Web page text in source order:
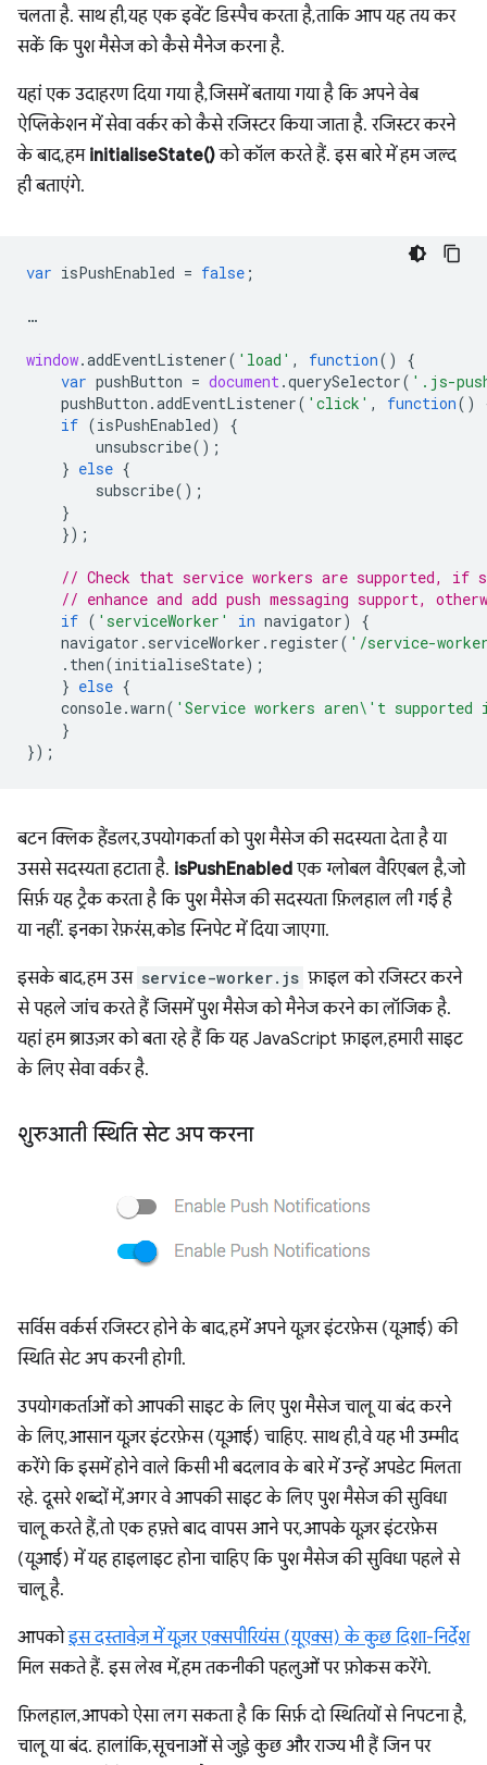
चलता है. साथ ही, यह एक इवेंट डिस्पैच करता है, ताकि आप यह तय कर
सकें कि पुश मैसेज को कैसे मैनेज करना है.
यहां एक उदाहरण दिया गया है, जिसमें बताया गया है कि अपने वेब
ऐप्लिकेशन में सेवा वर्कर को कैसे रजिस्टर किया जाता है. रजिस्टर करने
के बाद, हम initialiseState()को कॉल करते हैं. इस बारे में हम जल्द
ही बताएंगे.
var isPushEnabled = false ;
…
window.addEventListener( 'load' , function()
{
var pushButton = document.querySelector( '.js-
pushButton .addEventListener( 'click' , function()
if (isPushEnabled)
{
unsubscribe();
} else {
subscribe();
}
});
// Check that service workers are supported, if
// enhance and add push messaging support,
if ( 'serviceWorker' in navigator)
{
navigator . serviceWorker . register( '/service-
. then(initialiseState);
} else {
console.warn( 'Service workers aren\'t
}
});
बटन क्लिक हैंडलर, उपयोगकर्ता को पुश मैसेज की सदस्यता देता है या
उससे सदस्यता हटाता है. isPushEnabled एक ग्लोबल वैरिएबल है, जो
सिर्फ़ यह ट्रैक करता है कि पुश मैसेज की सदस्यता फ़िलहाल ली गई है
या नहीं. इनका रेफ़रंस, कोड स्निपेट में दिया जाएगा.
इसके बाद, हम उस service-worker.js फ़ाइल को रजिस्टर करने
से पहले जांच करते हैं जिसमें पुश मैसेज को मैनेज करने का लॉजिक है.
यहां हम ब्राउज़र को बता रहे हैं कि यह JavaScript फ़ाइल, हमारी साइट
के लिए सेवा वर्कर है.
शुरुआती स्थिति सेट अप करना
सर्विस वर्कर्स रजिस्टर होने के बाद, हमें अपने यूज़र इंटरफ़ेस (यूआई) की
स्थिति सेट अप करनी होगी.
उपयोगकर्ताओं को आपकी साइट के लिए पुश मैसेज चालू या बंद करने
के लिए, आसान यूज़र इंटरफ़ेस (यूआई) चाहिए. साथ ही, वे यह भी उम्मीद
करेंगे कि इसमें होने वाले किसी भी बदलाव के बारे में उन्हें अपडेट मिलता
रहे. दूसरे शब्दों में, अगर वे आपकी साइट के लिए पुश मैसेज की सुविधा
चालू करते हैं, तो एक हफ़्ते बाद वापस आने पर, आपके यूज़र इंटरफ़ेस
(यूआई) में यह हाइलाइट होना चाहिए कि पुश मैसेज की सुविधा पहले से
चालू है.
आपकोइस दस्तावेज़ में यूज़र एक्सपीरियंस (यूएक्स) के कुछ दिशा-निर्देश
मिल सकते हैं. इस लेख में, हम तकनीकी पहलुओं पर फ़ोकस करेंगे.
फ़िलहाल, आपको ऐसा लग सकता है कि सिर्फ़ दो स्थितियों से निपटना है,
चालू या बंद. हालांकि, सूचनाओं से जुड़े कुछ और राज्य भी हैं जिन पर